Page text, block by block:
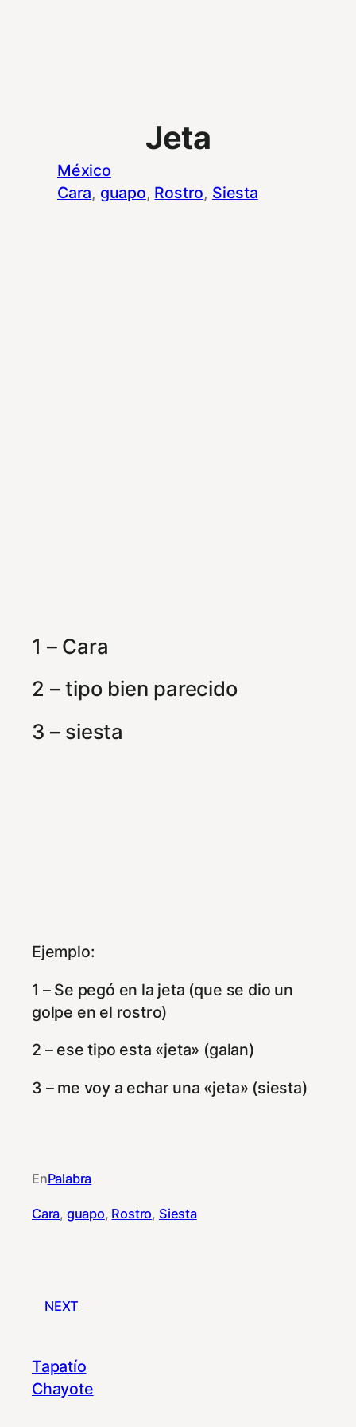
Jeta
México
Cara, guapo, Rostro, Siesta
1 – Cara
2 – tipo bien parecido
3 – siesta
Ejemplo:
1 – Se pegó en la jeta (que se dio un
golpe en el rostro)
2 – ese tipo esta «jeta» (galan)
3 – me voy a echar una «jeta» (siesta)
EnPalabra
Cara, guapo, Rostro, Siesta
NEXT
Tapatío
Chayote